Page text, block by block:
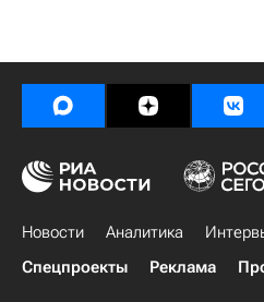
Новости Аналитика
Спецпроекты
Реклама